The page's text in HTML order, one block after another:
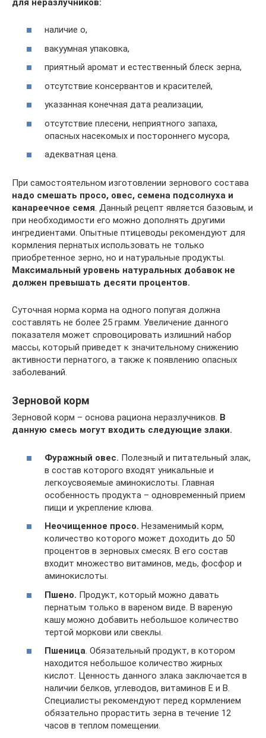
наличие о,
вакуумная упаковка,
приятный аромат и естественный блеск зерна,
отсутствие консервантов и красителей,
указанная конечная дата реализации,
отсутствие плесени, неприятного запаха,
опасных насекомых и постороннего мусора,
адекватная цена.
При самостоятельном изготовлении зернового состава
надо смешать просо, овес, семена подсолнуха и
канареечное семя. Данный рецепт является базовым, и
при необходимости его можно дополнять другими
ингредиентами. Опытные птицеводы рекомендуют для
кормления пернатых использовать не только
приобретенное зерно, но и натуральные продукты.
Максимальный уровень натуральных добавок не
должен превышать десяти процентов.
Суточная норма корма на одного попугая должна
составлять не более 25 грамм. Увеличение данного
показателя может спровоцировать излишний набор
массы, который приведет к значительному снижению
активности пернатого, а также к появлению опасных
заболеваний.
Зерновой корм
Зерновой корм – основа рациона неразлучников. В
данную смесь могут входить следующие злаки.
Фуражный овес. Полезный и питательный злак,
в состав которого входят уникальные и
легкоусвояемые аминокислоты. Главная
особенность продукта – одновременный прием
пищи и укрепление клюва.
Неочищенное просо. Незаменимый корм,
количество которого может доходить до 50
процентов в зерновых смесях. В его состав
входит множество витаминов, медь, фосфор и
аминокислоты.
Пшено. Продукт, который можно давать
пернатым только в вареном виде. В вареную
кашу можно добавить небольшое количество
тертой моркови или свеклы.
Пшеница. Обязательный продукт, в котором
находится небольшое количество жирных
кислот. Ценность данного злака заключается в
наличии белков, углеводов, витаминов Е и В.
Специалисты рекомендуют перед кормлением
обязательно прорастить зерна в течение 12
часов в теплом помещении.